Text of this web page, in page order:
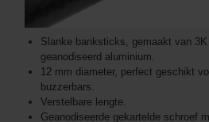
Slanke banksticks, gemaakt van
geanodiseerd aluminium.
12 mm diameter, perfect geschikt
buzzerbars.
Verstelbare lengte.
Geanodiseerde gekartelde schroef